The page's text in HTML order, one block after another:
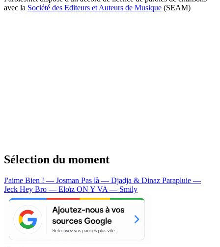
avec la Société des Editeurs et Auteurs de Musique (SEAM)
Sélection du moment
J'aime Bien ! — Josman Pas là — Djadja & Dinaz Parapluie —
Jeck Hey Bro — Eloïz ON Y VA — Smily